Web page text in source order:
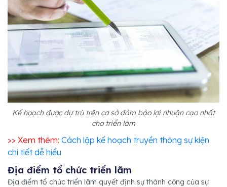
Kế hoạch được dự trù trên cơ sở đảm bảo lợi nhuận cao nhất
cho triển lãm
>> Xem thêm: Cách lập kế hoạch truyền thông sự kiện
chi tiết dễ hiểu
Địa điểm tổ chức triển lãm
Địa điểm tổ chức triển lãm quyết định sự thành công của sự